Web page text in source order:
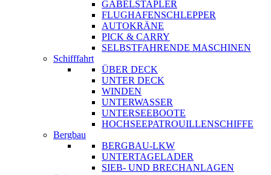
GABELSTAPLER
FLUGHAFENSCHLEPPER
AUTOKRÄNE
PICK & CARRY
SELBSTFAHRENDE MASCHINEN
Schifffahrt
ÜBER DECK
UNTER DECK
WINDEN
UNTERWASSER
UNTERSEEBOOTE
HOCHSEEPATROUILLENSCHIFFE
Bergbau
BERGBAU-LKW
UNTERTAGELADER
SIEB- UND BRECHANLAGEN